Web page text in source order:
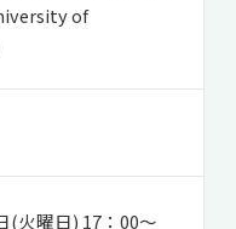
ル
地域・一般の方へ
of
(火曜日) 17：00～